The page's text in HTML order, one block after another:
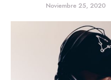
Noviembre 25, 2020